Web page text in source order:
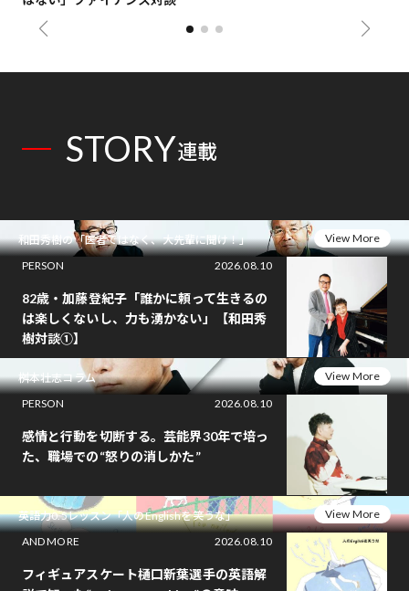
STORY連載
和田秀樹の「医者ではなく、大先輩に聞け！」
View More
PERSON
2026.08.10
82歳・加藤登紀子「誰かに頼って生きるの
は楽しくないし、力も湧かない」【和田秀
樹対談①】
桝本壮志コラム
View More
PERSON
2026.08.10
感情と行動を切断する。芸能界30年で培っ
た、職場での“怒りの消しかた”
英語力0.5レッスン「人のEnglishを笑うな」
View More
AND MORE
2026.08.10
フィギュアスケート樋口新葉選手の英語解